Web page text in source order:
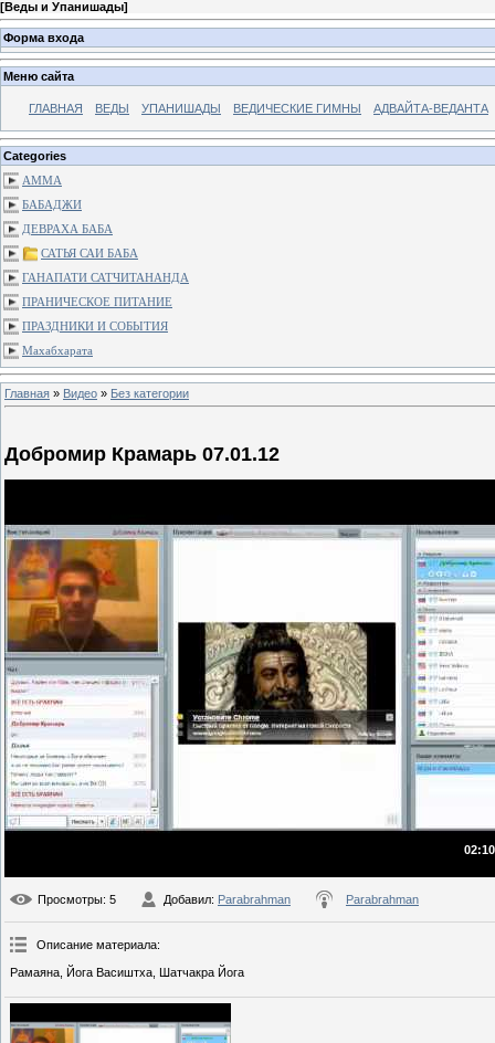
[Веды и Упанишады]
Форма входа
Меню сайта
ГЛАВНАЯ ВЕДЫ УПАНИШАДЫ ВЕДИЧЕСКИЕ ГИМНЫ АДВАЙТА-ВЕДАНТА
Categories
АММА
БАБАДЖИ
ДЕВРАХА БАБА
САТЬЯ САИ БАБА
ГАНАПАТИ САТЧИТАНАНДА
ПРАНИЧЕСКОЕ ПИТАНИЕ
ПРАЗДНИКИ И СОБЫТИЯ
Махабхарата
Главная » Видео » Без категории
Добромир Крамарь 07.01.12
Просмотры: 5 Добавил: Parabrahman Parabrahman
Описание материала:
Рамаяна, Йога Васиштха, Шатчакра Йога